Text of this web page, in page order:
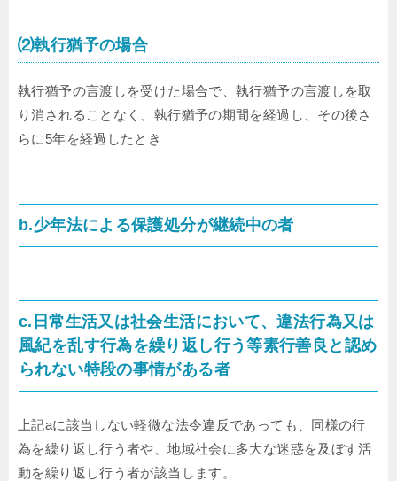
⑵執行猶予の場合
執行猶予の言渡しを受けた場合で、執行猶予の言渡しを取
り消されることなく、執行猶予の期間を経過し、その後さ
らに5年を経過したとき
b.少年法による保護処分が継続中の者
c.日常生活又は社会生活において、違法行為又は
風紀を乱す行為を繰り返し行う等素行善良と認め
られない特段の事情がある者
上記aに該当しない軽微な法令違反であっても、同様の行
為を繰り返し行う者や、地域社会に多大な迷惑を及ぼす活
動を繰り返し行う者が該当します。